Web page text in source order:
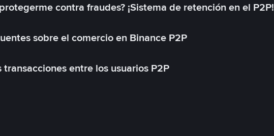
contra fraudes? ¡Sistema de retención en el P2P!
sobre el comercio en Binance P2P
transacciones entre los usuarios P2P